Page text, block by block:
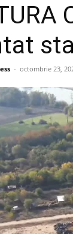
- octombrie 23,